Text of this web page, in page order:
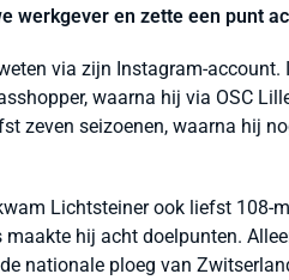
werkgever en zette een punt
via zijn Instagram-account.
waarna hij via OSC
zeven seizoenen, waarna hij
Lichtsteiner ook liefst 108-
maakte hij acht doelpunten.
nationale ploeg van